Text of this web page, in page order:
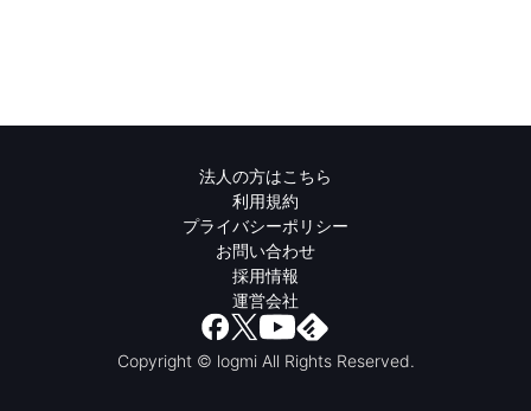
法人の方はこちら
利用規約
プライバシーポリシー
お問い合わせ
採用情報
運営会社
Copyright © logmi All Rights Reserved.